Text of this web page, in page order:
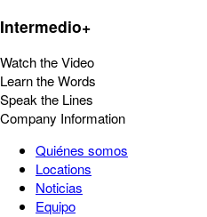
Intermedio+
Watch the Video
Learn the Words
Speak the Lines
Company Information
Quiénes somos
Locations
Noticias
Equipo